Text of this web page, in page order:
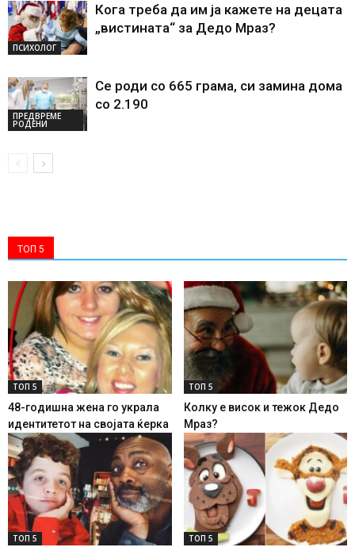
ПСИХОЛОГ
Кога треба да им ја кажете на децата
„вистината“ за Дедо Мраз?
ПРЕДВРЕМЕ
РОДЕНИ
Се роди со 665 грама, си замина дома
со 2.190
ТОП 5
ТОП 5
48-годишна жена го украла
идентитетот на својата ќерка
ТОП 5
Колку е висок и тежок Дедо
Мраз?
ТОП 5 ТОП 5